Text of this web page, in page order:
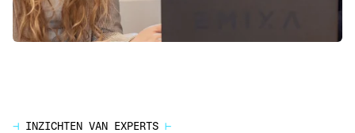
⊣ INZICHTEN VAN EXPERTS ⊢